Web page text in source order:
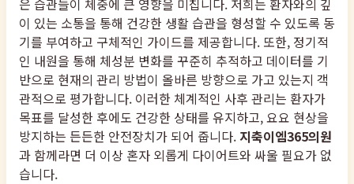
이 있는 소통을 통해 건강한 생활 습관을 형성할 수 있도록 동
기를 부여하고 구체적인 가이드를 제공합니다. 또한, 정기적
인 내원을 통해 체성분 변화를 꾸준히 추적하고 데이터를 기
반으로 현재의 관리 방법이 올바른 방향으로 가고 있는지 객
관적으로 평가합니다. 이러한 체계적인 사후 관리는 환자가
목표를 달성한 후에도 건강한 상태를 유지하고, 요요 현상을
방지하는 든든한 안전장치가 되어 줍니다. 지축이엠365의원
과 함께라면 더 이상 혼자 외롭게 다이어트와 싸울 필요가 없
습니다.